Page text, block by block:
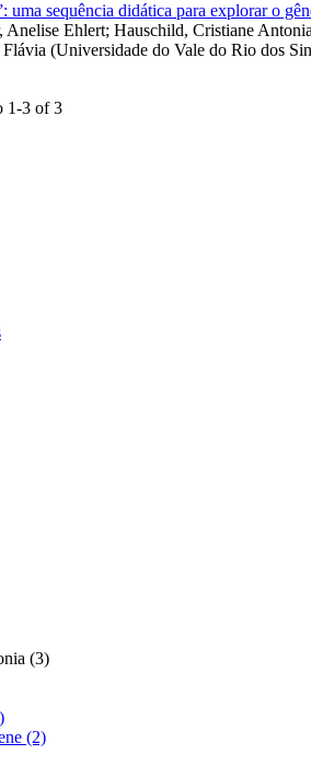
uma sequência didática para explorar o
Anelise Ehlert; Hauschild, Cristiane Antonia
Flávia (Universidade do Vale do Rio dos
1-3 of 3
(3)
(2)